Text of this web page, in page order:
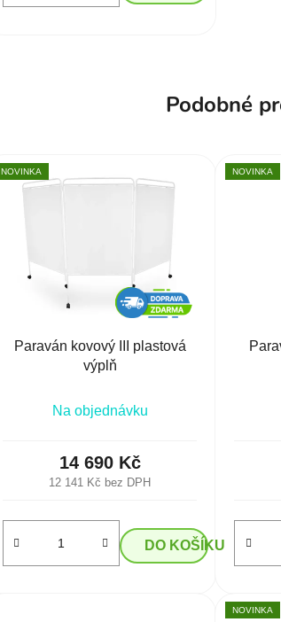
Podobné
NOVINKA
Paraván kovový III plastová
výplň
Na objednávku
12 141 Kč bez DPH
14 690 Kč
DO KOŠÍKU
NOVINKA
NOVINKA